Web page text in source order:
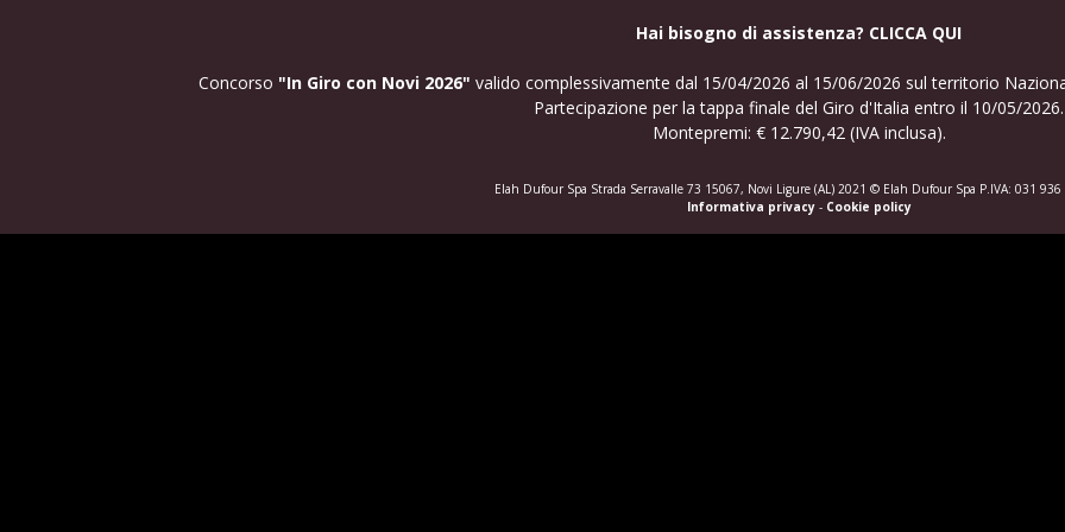
Hai bisogno di assistenza? CLICCA QUI
Concorso "In Giro con Novi 2026" valido complessivamente dal 15/04/2026 al 15/06/2026 sul territorio
Partecipazione per la tappa finale del Giro d'Italia entro il 10/05/2026.
Montepremi: € 12.790,42 (IVA inclusa).
Elah Dufour Spa Strada Serravalle 73 15067, Novi Ligure (AL) 2021 © Elah Dufour Spa P.IVA: 031 936
Informativa privacy- Cookie policy